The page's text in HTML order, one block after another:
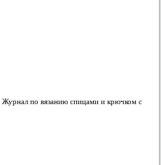
Журнал по вязанию спицами и крючком с